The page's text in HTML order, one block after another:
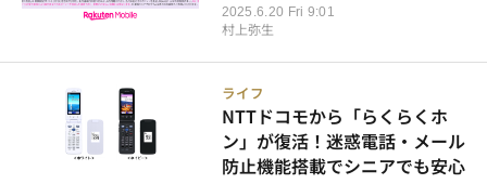
2025.6.20 Fri 9:01
村上弥生
ライフ
NTTドコモから「らくらくホ
ン」が復活！迷惑電話・メール
防止機能搭載でシニアでも安心